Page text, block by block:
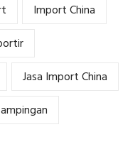
Import China
Jasa Import China